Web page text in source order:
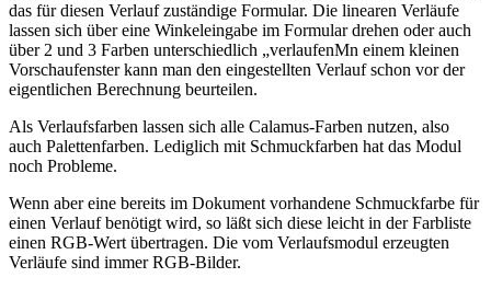
das für diesen Verlauf zuständige Formular. Die linearen Verläufe
lassen sich über eine Winkeleingabe im Formular drehen oder auch
über 2 und 3 Farben unterschiedlich „verlaufenMn einem kleinen
Vorschaufenster kann man den eingestellten Verlauf schon vor der
eigentlichen Berechnung beurteilen.
Als Verlaufsfarben lassen sich alle Calamus-Farben nutzen, also
auch Palettenfarben. Lediglich mit Schmuckfarben hat das Modul
noch Probleme.
Wenn aber eine bereits im Dokument vorhandene Schmuckfarbe für
einen Verlauf benötigt wird, so läßt sich diese leicht in der Farbliste
einen RGB-Wert übertragen. Die vom Verlaufsmodul erzeugten
Verläufe sind immer RGB-Bilder.